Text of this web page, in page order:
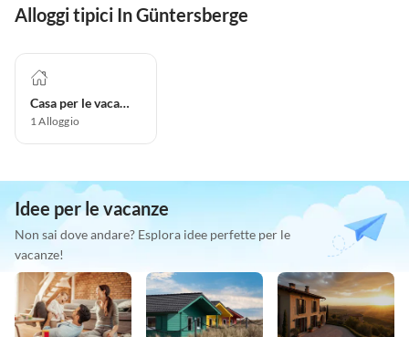
Alloggi tipici In Güntersberge
Casa per le vacanze
1Alloggio
Idee per le vacanze
Non sai dove andare? Esplora idee perfette per le
vacanze!